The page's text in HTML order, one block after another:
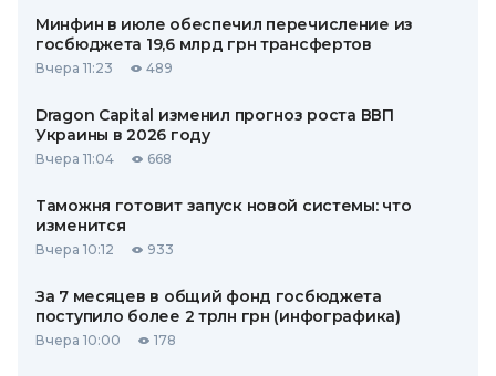
Минфин в июле обеспечил перечисление из
госбюджета 19,6 млрд грн трансфертов
Вчера 11:23 489
Dragon Capital изменил прогноз роста ВВП
Украины в 2026 году
Вчера 11:04 668
Таможня готовит запуск новой системы: что
изменится
Вчера 10:12 933
За 7 месяцев в общий фонд госбюджета
поступило более 2 трлн грн (инфографика)
Вчера 10:00 178